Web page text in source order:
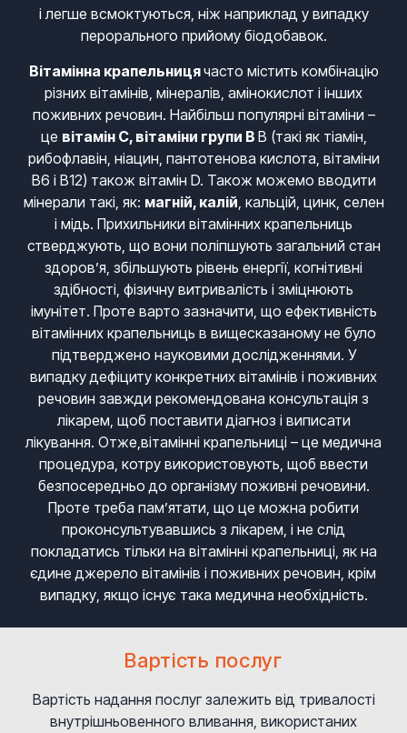
і легше всмоктуються, ніж наприклад у випадку
перорального прийому біодобавок.
Вітамінна крапельницячасто містить комбінацію
різних вітамінів, мінералів, амінокислот і інших
поживних речовин. Найбільш популярні вітаміни –
це вітамін C, вітаміни групи В В (такі як тіамін,
рибофлавін, ніацин, пантотенова кислота, вітаміни
B6 i B12) також вітамін D. Також можемо вводити
мінерали такі, як: магній, калій , кальцій, цинк, селен
і мідь. Прихильники вітамінних крапельниць
стверджують, що вони поліпшують загальний стан
здоров’я, збільшують рівень енергії, когнітивні
здібності, фізичну витривалість і зміцнюють
імунітет. Проте варто зазначити, що ефективність
вітамінних крапельниць в вищесказаному не було
підтверджено науковими дослідженнями. У
випадку дефіциту конкретних вітамінів і поживних
речовин завжди рекомендована консультація з
лікарем, щоб поставити діагноз і виписати
лікування. Отже,вітамінні крапельниці – це медична
процедура, котру використовують, щоб ввести
безпосередньо до організму поживні речовини.
Проте треба пам’ятати, що це можна робити
проконсультувавшись з лікарем, і не слід
покладатись тільки на вітамінні крапельниці, як на
єдине джерело вітамінів і поживних речовин, крім
випадку, якщо існує така медична необхідність.
Вартість послуг
Вартість надання послуг залежить від тривалості
внутрішньовенного вливання, використаних